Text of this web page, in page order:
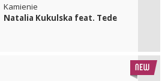
Kamienie
Natalia Kukulska feat. Tede